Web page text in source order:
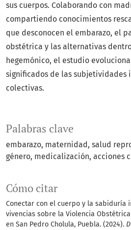
Palabras clave
embarazo maternidad salud
género medicalización acciones
Cómo citar
Conectar con el cuerpo y la sabiduría
vivencias sobre la Violencia
en San Pedro Cholula, Puebla. (2024).
sus cuerpos. Colaborando con
compartiendo conocimientos
que desconocen el embarazo, el
obstétrica y las alternativas
hegemónico, el estudio
significados de las subjetividades
colectivas.